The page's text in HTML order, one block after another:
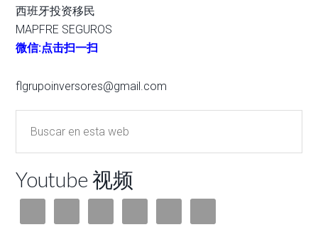
西班牙投资移民
MAPFRE SEGUROS
微信:点击扫一扫
flgrupoinversores@gmail.com
Youtube 视频